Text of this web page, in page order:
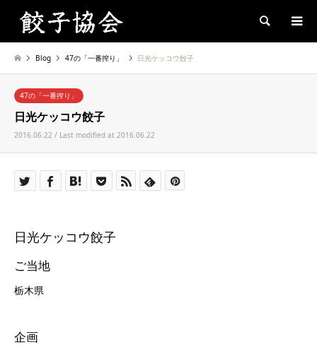
Search
Blog 47の「一番搾り」 日光ケッコウ餃子
47の「一番搾り」
日光ケッコウ餃子
2016.06.22 / Last modified at 2016.06.22
日光ケッコウ餃子
ご当地
栃木県
企画